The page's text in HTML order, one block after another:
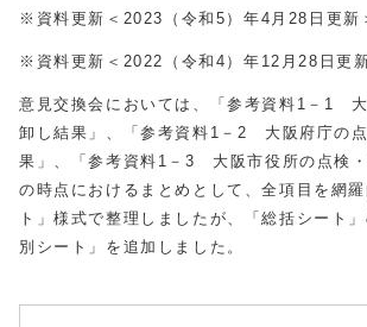
※資料更新＜2023（令和5）年4月28日更新
※資料更新＜2022（令和4）年12月28日更
意見交換会においては、「参考資料1－1
卸し結果」、「参考資料1－2 大阪府庁の
果」、「参考資料1－3 大阪市役所の点検
の時点におけるまとめとして、全項目を網
ト」様式で整理しましたが、「総括シート
別シート」を追加しました。